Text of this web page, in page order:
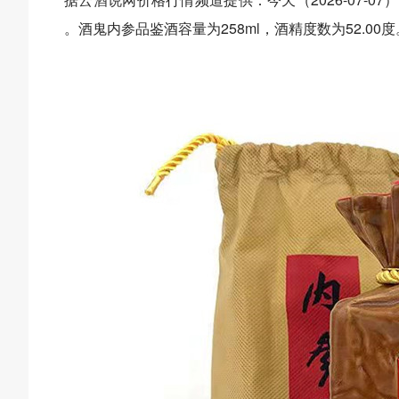
。酒鬼内参品鉴酒容量为258ml，酒精度数为52.00